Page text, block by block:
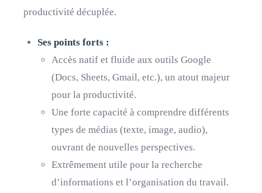
productivité décuplée.
Ses points forts :
Accès natif et fluide aux outils Google
(Docs, Sheets, Gmail, etc.), un atout majeur
pour la productivité.
Une forte capacité à comprendre différents
types de médias (texte, image, audio),
ouvrant de nouvelles perspectives.
Extrêmement utile pour la recherche
d’informations et l’organisation du travail.